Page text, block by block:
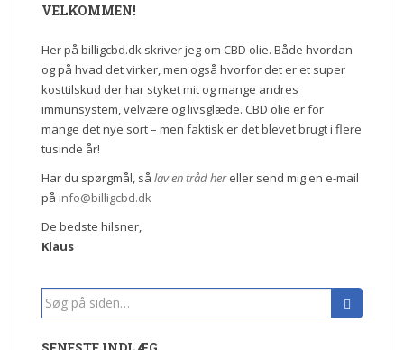
VELKOMMEN!
Her på billigcbd.dk skriver jeg om CBD olie. Både hvordan
og på hvad det virker, men også hvorfor det er et super
kosttilskud der har styket mit og mange andres
immunsystem, velvære og livsglæde. CBD olie er for
mange det nye sort – men faktisk er det blevet brugt i flere
tusinde år!
Har du spørgmål, så lav en tråd hereller send mig en e-mail
på info@billigcbd.dk
De bedste hilsner,
Klaus
Search
for: